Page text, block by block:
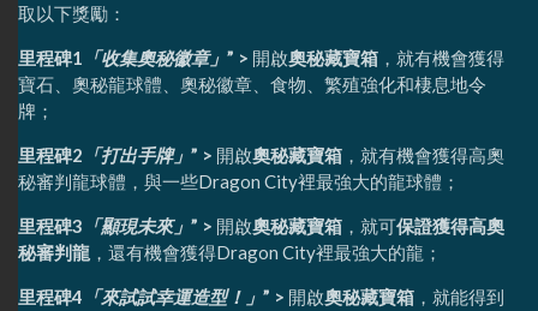
取以下獎勵：
里程碑1 「收集奧秘徽章」 ” > 開啟奧秘藏寶箱 ，就有機會獲得
寶石、奧秘龍球體、奧秘徽章、食物、繁殖強化和棲息地令
牌；
里程碑2 「打出手牌」 ” > 開啟奧秘藏寶箱 ，就有機會獲得高奧
秘審判龍球體，與一些Dragon City裡最強大的龍球體；
里程碑3 「顯現未來」 ” > 開啟奧秘藏寶箱 ，就可保證獲得高奧
秘審判龍 ，還有機會獲得Dragon City裡最強大的龍；
里程碑4 「來試試幸運造型！」 ” > 開啟奧秘藏寶箱 ，就能得到